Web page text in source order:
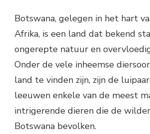
Botswana, gelegen in het hart
Afrika, is een land dat bekend
ongerepte natuur en
Onder de vele inheemse
land te vinden zijn, zijn de
leeuwen enkele van de meest
intrigerende dieren die de
Botswana bevolken.